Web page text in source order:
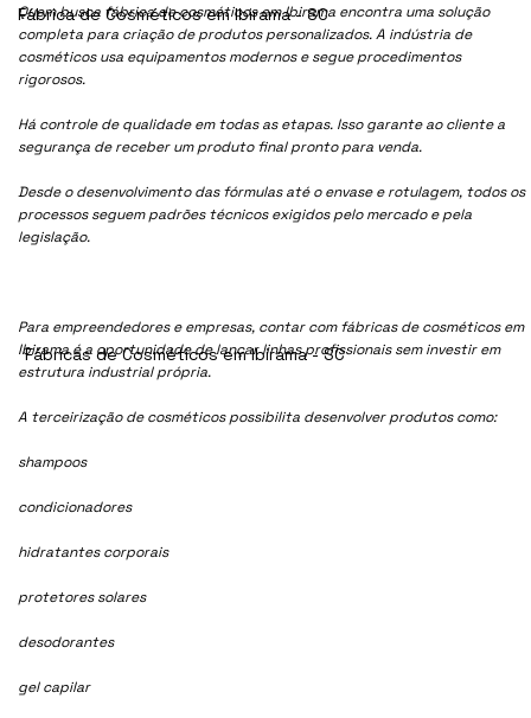
Quem busca fábrica de cosméticos em Ibirama encontra uma solução
completa para criação de produtos personalizados. A indústria de
cosméticos usa equipamentos modernos e segue procedimentos
rigorosos.
Há controle de qualidade em todas as etapas. Isso garante ao cliente a
segurança de receber um produto final pronto para venda.
Desde o desenvolvimento das fórmulas até o envase e rotulagem, todos os
processos seguem padrões técnicos exigidos pelo mercado e pela
legislação.
Para empreendedores e empresas, contar com fábricas de cosméticos em
Ibirama é a oportunidade de lançar linhas profissionais sem investir em
estrutura industrial própria.
A terceirização de cosméticos possibilita desenvolver produtos como:
shampoos
condicionadores
hidratantes corporais
protetores solares
desodorantes
gel capilar
Fábrica de Cosméticos em Ibirama - SC
Fábricas de Cosméticos em Ibirama - SC